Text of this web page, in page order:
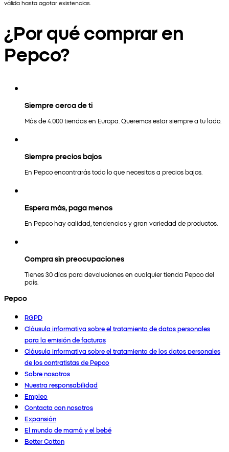
válida hasta agotar existencias.
¿Por qué comprar en
Pepco?
Siempre cerca de ti
Más de 4.000 tiendas en Europa. Queremos estar siempre a tu lado.
Siempre precios bajos
En Pepco encontrarás todo lo que necesitas a precios bajos.
Espera más, paga menos
En Pepco hay calidad, tendencias y gran variedad de productos.
Compra sin preocupaciones
Tienes 30 días para devoluciones en cualquier tienda Pepco del
país.
Pepco
RGPD
Cláusula informativa sobre el tratamiento de datos personales
para la emisión de facturas
Cláusula informativa sobre el tratamiento de los datos personales
de los contratistas de Pepco
Sobre nosotros
Nuestra responsabilidad
Empleo
Contacta con nosotros
Expansión
El mundo de mamá y el bebé
Better Cotton